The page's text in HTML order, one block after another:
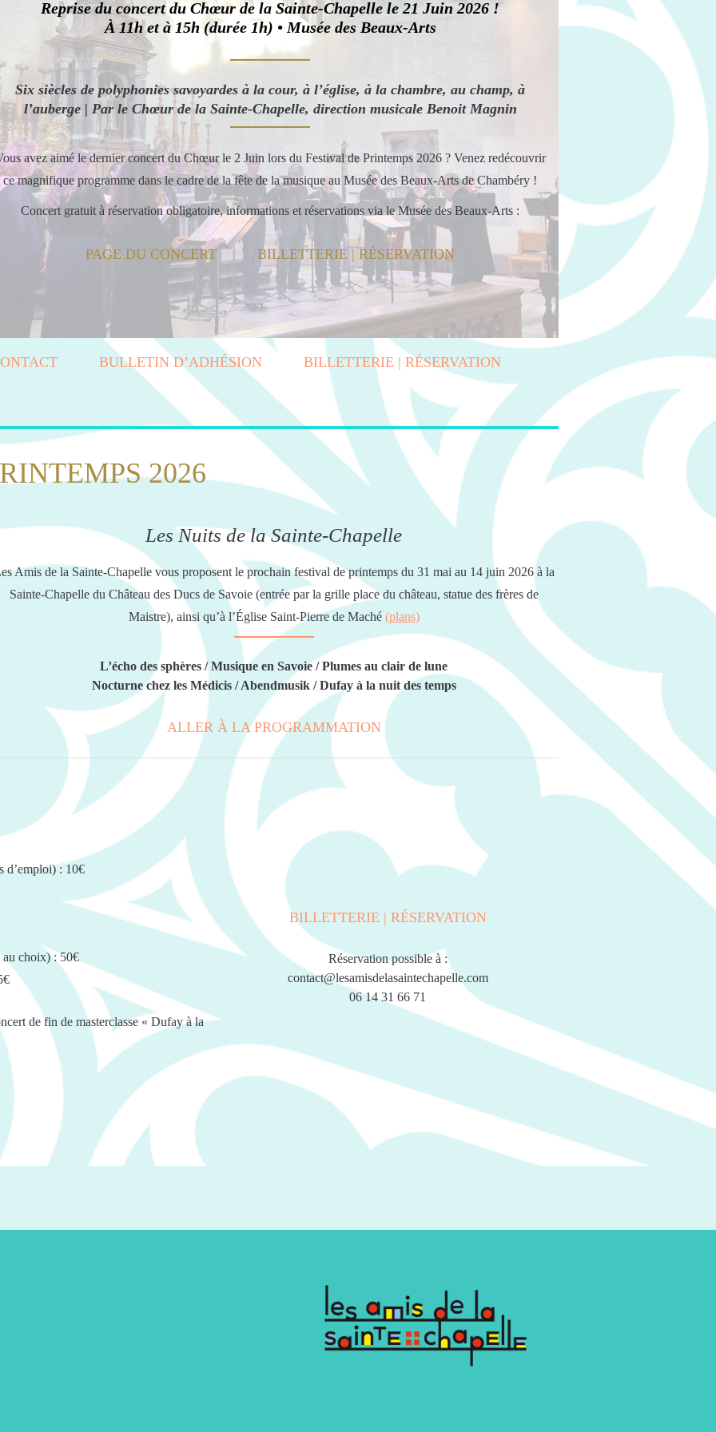
Reprise du concert du Chœur de la Sainte-Chapelle le 21 Juin 2026 !
À 11h et à 15h (durée 1h) • Musée des Beaux-Arts
Six siècles de polyphonies savoyardes à la cour, à l’église, à la chambre, au champ, à
l’auberge | Par le Chœur de la Sainte-Chapelle, direction musicale Benoit Magnin
avez aimé le dernier concert du Chœur le 2 Juin lors du Festival de Printemps 2026 ? Venez redécouvrir
ce magnifique programme dans le cadre de la fête de la musique au Musée des Beaux-Arts de Chambéry !
Concert gratuit à réservation obligatoire, informations et réservations via le Musée des Beaux-Arts :
PAGE DU CONCERT BILLETTERIE | RÉSERVATION
BULLETIN D’ADHÉSION BILLETTERIE | RÉSERVATION
2026
Les Nuits de la Sainte-Chapelle
Amis de la Sainte-Chapelle vous proposent le prochain festival de printemps du 31 mai au 14 juin 2026 à la
Sainte-Chapelle du Château des Ducs de Savoie (entrée par la grille place du château, statue des frères de
Maistre), ainsi qu’à l’Église Saint-Pierre de Maché (plans)
L’écho des sphères / Musique en Savoie / Plumes au clair de lune
Nocturne chez les Médicis / Abendmusik / Dufay à la nuit des temps
ALLER À LA PROGRAMMATION
d’emploi) : 10€
au choix) : 50€
de fin de masterclasse « Dufay à la
BILLETTERIE | RÉSERVATION
Réservation possible à :
contact@lesamisdelasaintechapelle.com
06 14 31 66 71